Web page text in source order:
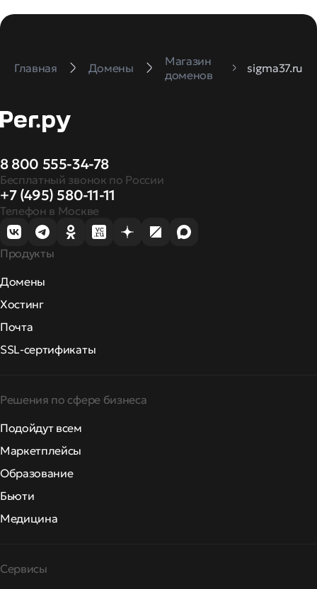
Главная Домены
Магазин
доменов
sigma37.ru
8 800 555-34-78
Бесплатный звонок по России
+7 (495) 580-11-11
Телефон в Москве
Продукты
Домены
Хостинг
Почта
SSL-сертификаты
Решения по сфере бизнеса
Подойдут всем
Маркетплейсы
Образование
Бьюти
Медицина
Сервисы